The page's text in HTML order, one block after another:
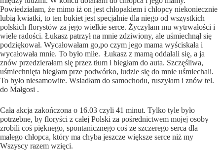
Powiedziałam, że mimo iż on jest chłopakiem i chłopcy niekoniecznie
lubią kwiatki, to ten bukiet jest specjalnie dla niego od wszystkich
polskich florystów za jego wielkie serce. Życzyłam mu wytrwałości i
wiele radości. Łukasz patrzył na mnie zdziwiony, ale uśmiechnął się
podziękował. Wycałowałam go,po czym jego mama wyściskała i
wycałowała mnie. To było miłe. Łukasz z mamą oddalali się, a ja
znów przedzierałam się przez tłum i biegłam do auta. Szczęśliwa,
uśmiechnięta biegłam prze podwórko, ludzie się do mnie uśmiechali.
To było niesamowite. Wsiadłam do samochodu, ruszyłam i znów tel.
do Małgosi .
Cała akcja zakończona o 16.03 czyli 41 minut. Tylko tyle było
potrzebne, by floryści z całej Polski za pośrednictwem mojej osoby
zrobili coś pięknego, spontanicznego coś ze szczerego serca dla
małego chłopca, który ma chyba jeszcze większe serce niż my
Wszyscy razem wzięci.